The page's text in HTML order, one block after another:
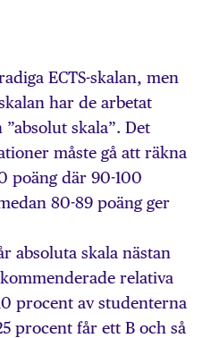
ECTS-skalan, men
har de arbetat
skala”. Det
måste gå att räkna
poäng där 90-100
80-89 poäng ger
absoluta skala nästan
relativa
procent av studenterna
procent får ett B och så